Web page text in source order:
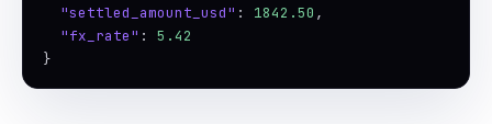
"settled_amount_usd" : 1842.50 ,
"fx_rate" : 5.42
}